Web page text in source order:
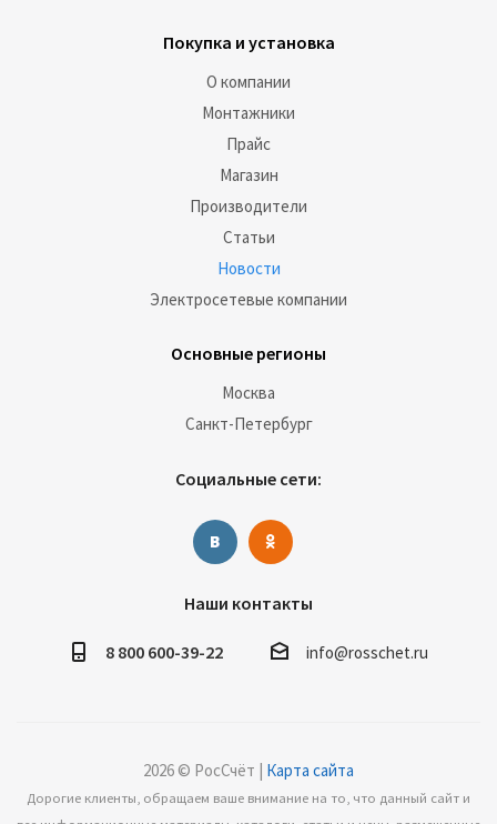
Покупка и установка
О компании
Монтажники
Прайс
Магазин
Производители
Статьи
Новости
Электросетевые компании
Основные регионы
Москва
Санкт-Петербург
Социальные сети:
Наши контакты
8 800 600-39-22 info@rosschet.ru
2026 © РосСчёт | Карта сайта
Дорогие клиенты, обращаем ваше внимание на то, что данный сайт и